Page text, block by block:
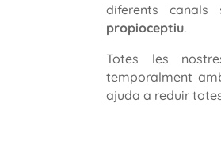
diferents canals
propioceptiu.
Totes les
temporalment
ajuda a reduir